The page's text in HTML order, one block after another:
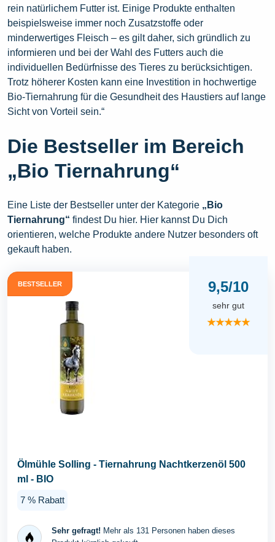
rein natürlichem Futter ist. Einige Produkte enthalten
beispielsweise immer noch Zusatzstoffe oder
minderwertiges Fleisch – es gilt daher, sich gründlich zu
informieren und bei der Wahl des Futters auch die
individuellen Bedürfnisse des Tieres zu berücksichtigen.
Trotz höherer Kosten kann eine Investition in hochwertige
Bio-Tiernahrung für die Gesundheit des Haustiers auf lange
Sicht von Vorteil sein.“
Die Bestseller im Bereich
„Bio Tiernahrung“
Eine Liste der Bestseller unter der Kategorie „Bio
Tiernahrung“ findest Du hier. Hier kannst Du Dich
orientieren, welche Produkte andere Nutzer besonders oft
gekauft haben.
BESTSELLER 9,5/10
sehr gut
★★★★★
Ölmühle Solling - Tiernahrung Nachtkerzenöl 500
ml - BIO
7 % Rabatt
Sehr gefragt! Mehr als 131 Personen haben dieses